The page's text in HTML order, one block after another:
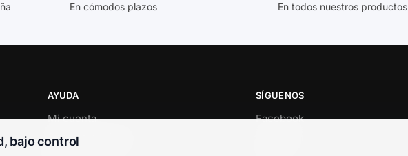
En cómodos plazos En todos nuestros productos
AYUDA
Mi cuenta
Soporte al cliente
SÍGUENOS
Facebook
bajo control